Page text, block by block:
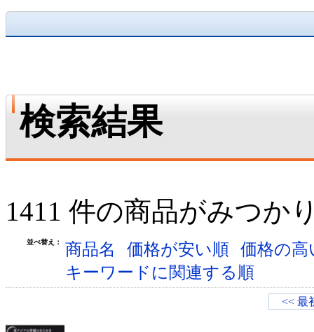
検索結果
1411 件の商品がみつか
並べ替え： 商品名 価格が安い順 価格の
キーワードに関連する順
<< 最